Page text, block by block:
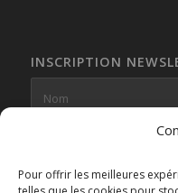
Pour offrir les meilleures
INSCRIPTION